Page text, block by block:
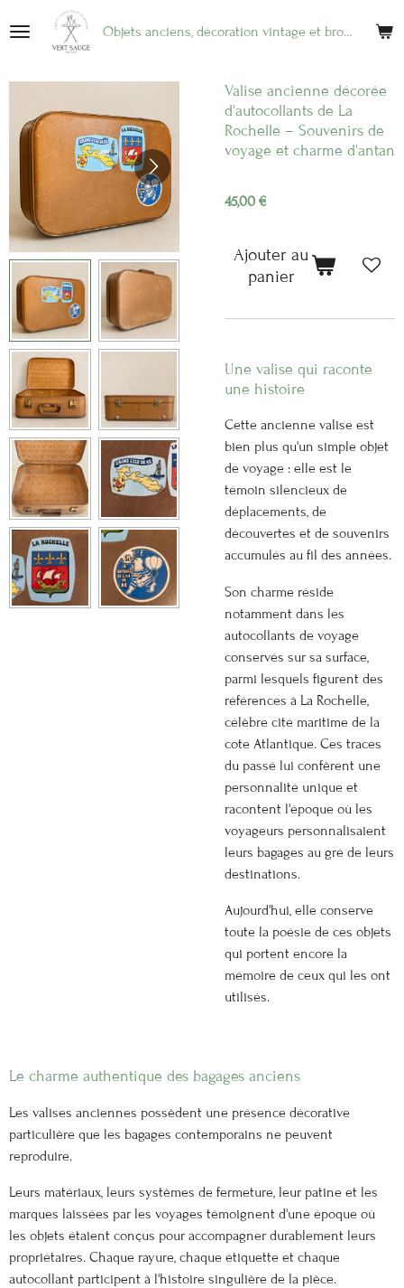
Passer
au
principal
Objets anciens, décoration vintage et brocante en ligne
Valise ancienne décorée
d'autocollants de La
Rochelle – Souvenirs de
voyage et charme d'antan
45,00 €
Ajouter au
panier
Une valise qui raconte
une histoire
Cette ancienne valise est
bien plus qu'un simple objet
de voyage : elle est le
témoin silencieux de
déplacements, de
découvertes et de souvenirs
accumulés au fil des années.
Son charme réside
notamment dans les
autocollants de voyage
conservés sur sa surface,
parmi lesquels figurent des
références à La Rochelle,
célèbre cité maritime de la
côte Atlantique. Ces traces
du passé lui confèrent une
personnalité unique et
racontent l'époque où les
voyageurs personnalisaient
leurs bagages au gré de leurs
destinations.
Aujourd'hui, elle conserve
toute la poésie de ces objets
qui portent encore la
mémoire de ceux qui les ont
utilisés.
Le charme authentique des bagages anciens
Les valises anciennes possèdent une présence décorative
particulière que les bagages contemporains ne peuvent
reproduire.
Leurs matériaux, leurs systèmes de fermeture, leur patine et les
marques laissées par les voyages témoignent d'une époque où
les objets étaient conçus pour accompagner durablement leurs
propriétaires. Chaque rayure, chaque étiquette et chaque
autocollant participent à l'histoire singulière de la pièce.